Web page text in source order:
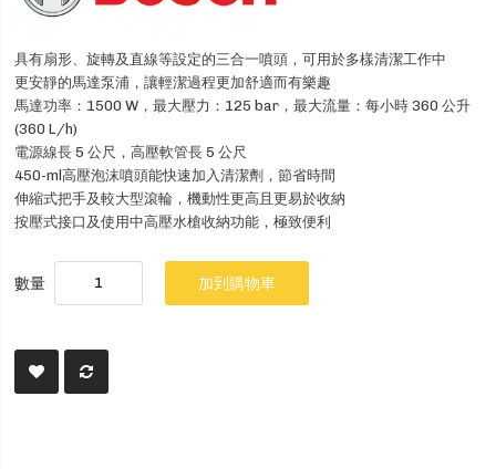
具有扇形、旋轉及直線等設定的三合一噴頭，可用於多樣清潔工作中
更安靜的馬達泵浦，讓輕潔過程更加舒適而有樂趣
馬達功率：1500 W，最大壓力：125 bar，最大流量：每小時 360 公升
(360 L/h)
電源線長 5 公尺，高壓軟管長 5 公尺
450-ml高壓泡沫噴頭能快速加入清潔劑，節省時間
伸縮式把手及較大型滾輪，機動性更高且更易於收納
按壓式接口及使用中高壓水槍收納功能，極致便利
數量 加到購物車